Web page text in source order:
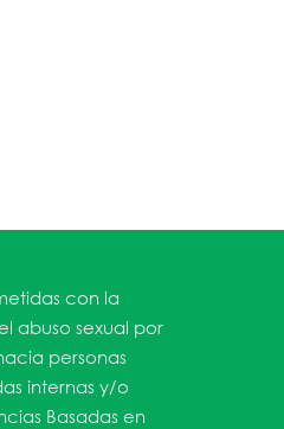
con la
abuso sexual por
personas
internas y/o
Basadas en